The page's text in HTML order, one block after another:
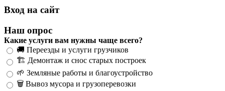
Вход на сайт
Наш опрос
Какие услуги вам нужны чаще всего?
🚚 Переезды и услуги грузчиков
🏗️ Демонтаж и снос старых построек
🌱 Земляные работы и благоустройство
🗑️ Вывоз мусора и грузоперевозки